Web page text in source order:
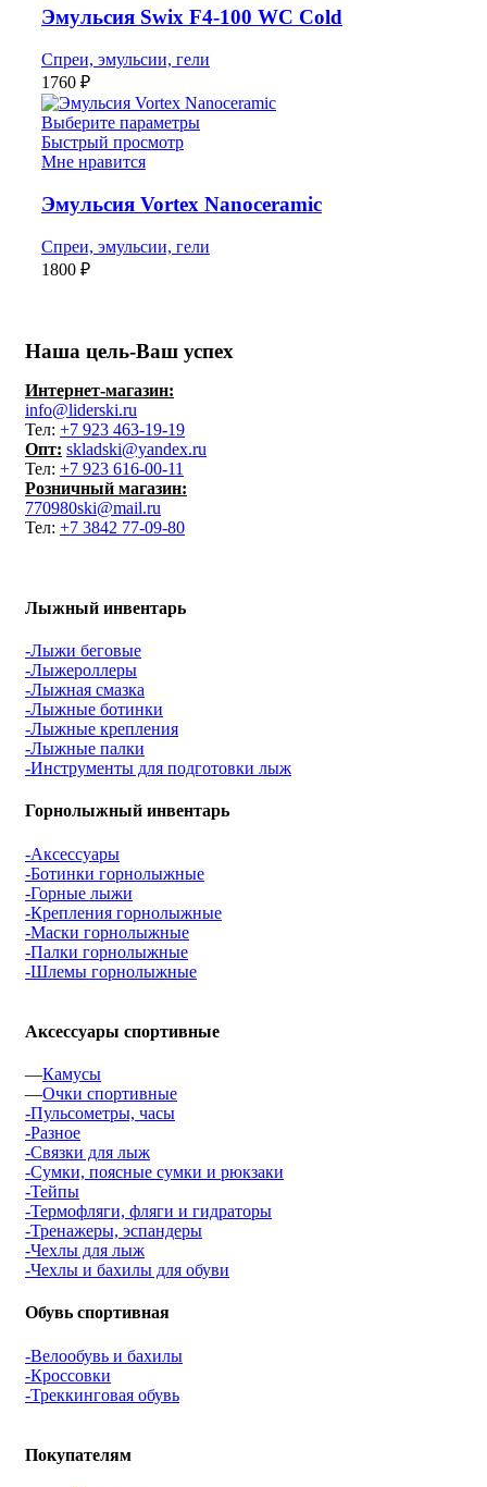
Эмульсия Swix F4-100 WC Cold
Спреи, эмульсии, гели
1760 ₽
Выберите параметры
Быстрый просмотр
Мне нравится
Эмульсия Vortex Nanoceramic
Спреи, эмульсии, гели
1800 ₽
Наша цель-Ваш успех
Интернет-магазин:
info@liderski.ru
Тел: +7 923 463-19-19
Опт: skladski@yandex.ru
Тел: +7 923 616-00-11
Розничный магазин:
770980ski@mail.ru
Тел: +7 3842 77-09-80
Лыжный инвентарь
-Лыжи беговые
-Лыжероллеры
-Лыжная смазка
-Лыжные ботинки
-Лыжные крепления
-Лыжные палки
-Инструменты для подготовки лыж
Горнолыжный инвентарь
-Аксессуары
-Ботинки горнолыжные
-Горные лыжи
-Крепления горнолыжные
-Маски горнолыжные
-Палки горнолыжные
-Шлемы горнолыжные
Аксессуары спортивные
—Камусы
—Очки спортивные
-Пульсометры, часы
-Разное
-Связки для лыж
-Сумки, поясные сумки и рюкзаки
-Тейпы
-Термофляги, фляги и гидраторы
-Тренажеры, эспандеры
-Чехлы для лыж
-Чехлы и бахилы для обуви
Обувь спортивная
-Велообувь и бахилы
-Кроссовки
-Треккинговая обувь
Покупателям